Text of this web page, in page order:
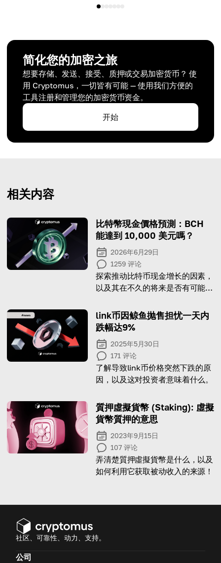
简化您的加密之旅
想要存储、发送、接受、质押或交易加密货币？ 使
用 Cryptomus，一切皆有可能 — 使用我们方便的
工具注册和管理您的加密货币资金。
开始
相关内容
比特幣現金價格預測：BCH
能達到 10,000 美元嗎？
2026年6月29日
1259 评论
探索推动比特币现金增长的因素，
以及其在不久的将来是否有可能飙
link币因鲸鱼抛售担忧一天内
跌幅达9%
2025年5月30日
171 评论
了解导致link币价格突然下跌的原
因，以及这对投资者意味着什么。
質押虛擬貨幣 (Staking): 虛擬
貨幣質押的意思
2023年9月15日
107 评论
弄清楚質押虛擬貨幣是什么，以及
如何利用它获取被动收入的来源！
社区、可靠性、动力、支持。
公司